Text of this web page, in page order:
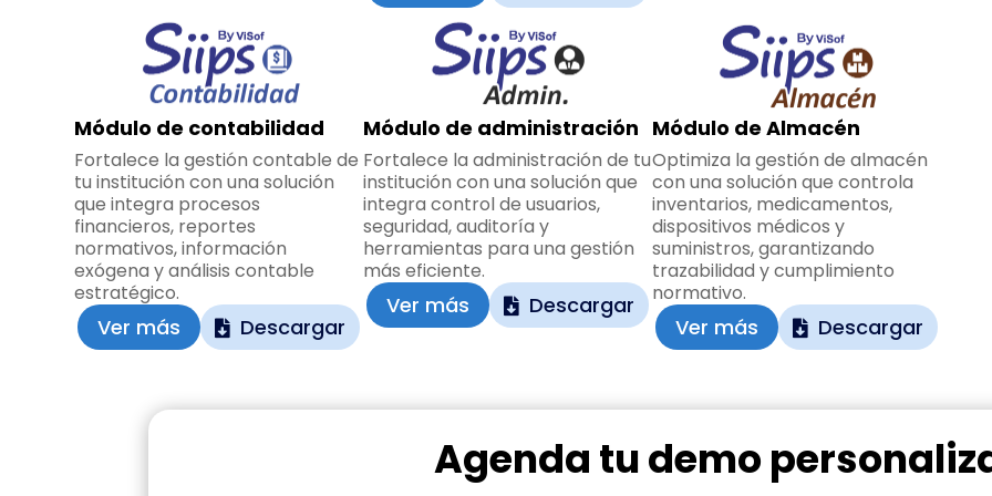
Módulo de contabilidad
Fortalece la gestión contable de
tu institución con una solución
que integra procesos
financieros, reportes
normativos, información
exógena y análisis contable
estratégico.
Ver más Descargar
Módulo de administración
Fortalece la administración de tu
institución con una solución que
integra control de usuarios,
seguridad, auditoría y
herramientas para una gestión
más eficiente.
Ver más Descargar
Módulo de Almacén
Optimiza la gestión de almacén
con una solución que controla
inventarios, medicamentos,
dispositivos médicos y
suministros, garantizando
trazabilidad y cumplimiento
normativo.
Ver más Descargar
Agenda tu demo